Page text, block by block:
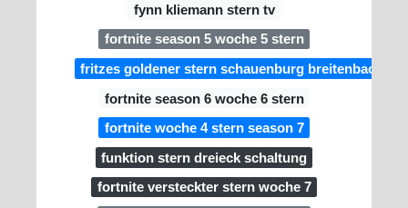
fynn kliemann stern tv
fortnite season 5 woche 5 stern
fritzes goldener stern schauenburg breitenbach
fortnite season 6 woche 6 stern
fortnite woche 4 stern season 7
funktion stern dreieck schaltung
fortnite versteckter stern woche 7